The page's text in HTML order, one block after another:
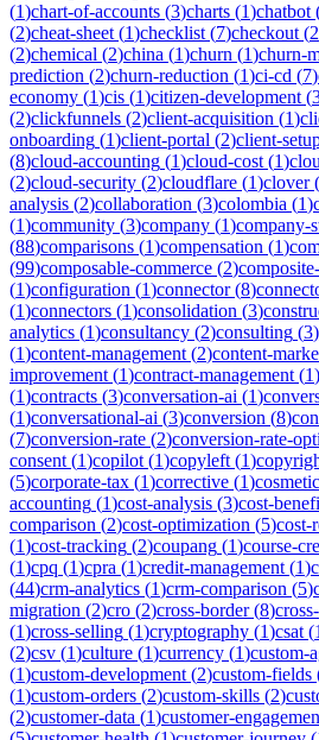
(1)chart-of-accounts (3)charts (1)chatbot
(2)cheat-sheet (1)checklist (7)checkout (2
(2)chemical (2)china (1)churn (1)churn-
prediction (2)churn-reduction (1)ci-cd (7)
economy (1)cis (1)citizen-development (
(2)clickfunnels (2)client-acquisition (1)
onboarding (1)client-portal (2)client-
(8)cloud-accounting (1)cloud-cost (1)
(2)cloud-security (2)cloudflare (1)clover(
analysis (2)collaboration (3)colombia (1)
(1)community (3)company (1)company-
(88)comparisons (1)compensation (1)
(99)composable-commerce (2)
(1)configuration (1)connector(8)
(1)connectors (1)consolidation (3)
analytics (1)consultancy (2)consulting (3)
(1)content-management (2)content-
improvement (1)contract-management (1)
(1)contracts (3)conversation-ai (1)
(1)conversational-ai (3)conversion (8)
(7)conversion-rate (2)conversion-rate-
consent (1)copilot (1)copyleft (1)
(5)corporate-tax (1)corrective (1)
accounting (1)cost-analysis (3)cost-
comparison (2)cost-optimization (5)cost-
(1)cost-tracking (2)coupang (1)course-
(1)cpq (1)cpra (1)credit-management (1)
(44)crm-analytics (1)crm-comparison (5)
migration (2)cro (2)cross-border(8)
(1)cross-selling (1)cryptography (1)csat (1
(2)csv (1)culture (1)currency (1)custom-
(1)custom-development (2)custom-fields
(1)custom-orders (2)custom-skills (2)
(2)customer-data (1)customer-